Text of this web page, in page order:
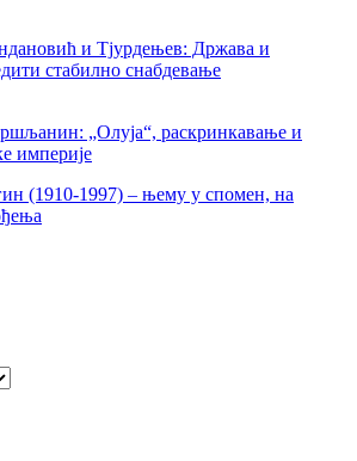
и Тјурдењев: Држава и
стабилно снабдевање
„Олуја“, раскринкавање и
империје
(1910-1997) – њему у спомен, на